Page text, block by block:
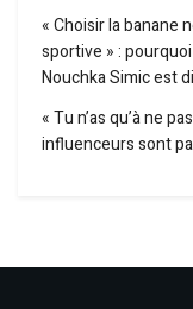
« Choisir la banane
sportive » :
Nouchka Simic est
« Tu n’as qu’à ne
influenceurs sont